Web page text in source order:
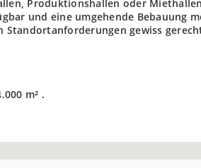
Produktionshallen oder
und eine umgehende Bebauung
Standortanforderungen gewiss
m² .